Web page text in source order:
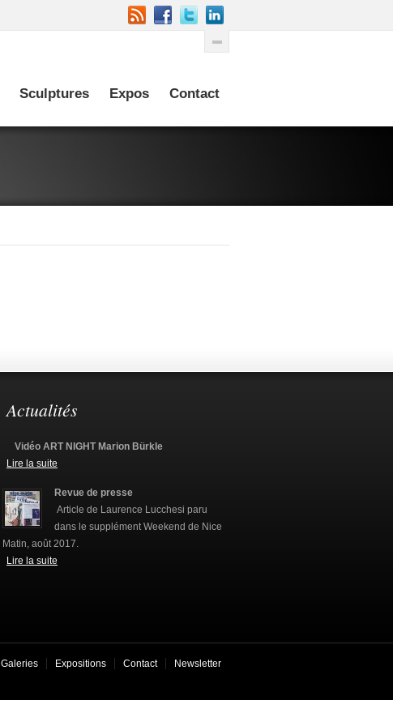
Sculptures Expos Contact
Actualités
Vidéo ART NIGHT Marion Bürkle
Lire la suite
Revue de presse
Article de Laurence Lucchesi paru
dans le supplément Weekend de Nice
Matin, août 2017.
Lire la suite
Galeries Expositions Contact Newsletter